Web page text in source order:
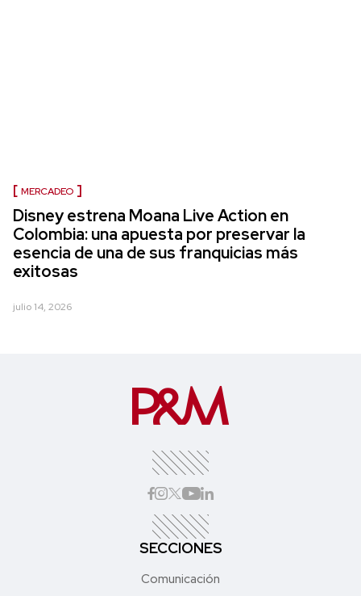
MERCADEO
Disney estrena Moana Live Action en
Colombia: una apuesta por preservar la
esencia de una de sus franquicias más
exitosas
julio 14, 2026
SECCIONES
Comunicación